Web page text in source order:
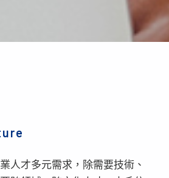
人才多元需求，除需要技術、